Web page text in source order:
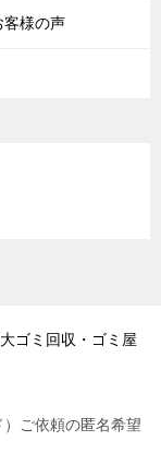
客様の声
ゴミ回収・ゴミ屋
ご依頼の匿名希望